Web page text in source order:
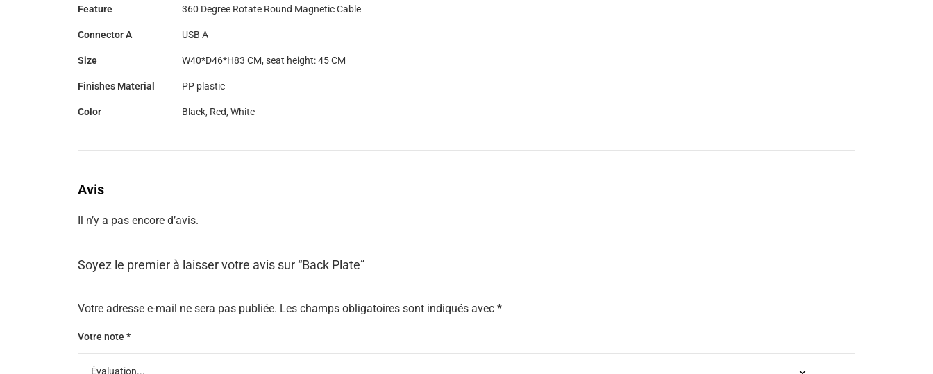
Feature 360 Degree Rotate Round Magnetic Cable
Connector A USB A
Size W40*D46*H83 CM, seat height: 45 CM
Finishes Material PP plastic
Color Black, Red, White
Avis
Il n’y a pas encore d’avis.
Soyez le premier à laisser votre avis sur “Back Plate”
Votre adresse e-mail ne sera pas publiée. Les champs obligatoires sont indiqués avec *
Votre note *